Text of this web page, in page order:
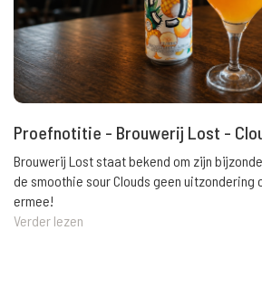
Proefnotitie - Brouwerij Lost -
Brouwerij Lost staat bekend om zijn
de smoothie sour Clouds geen uitzondering
ermee!
Verder lezen